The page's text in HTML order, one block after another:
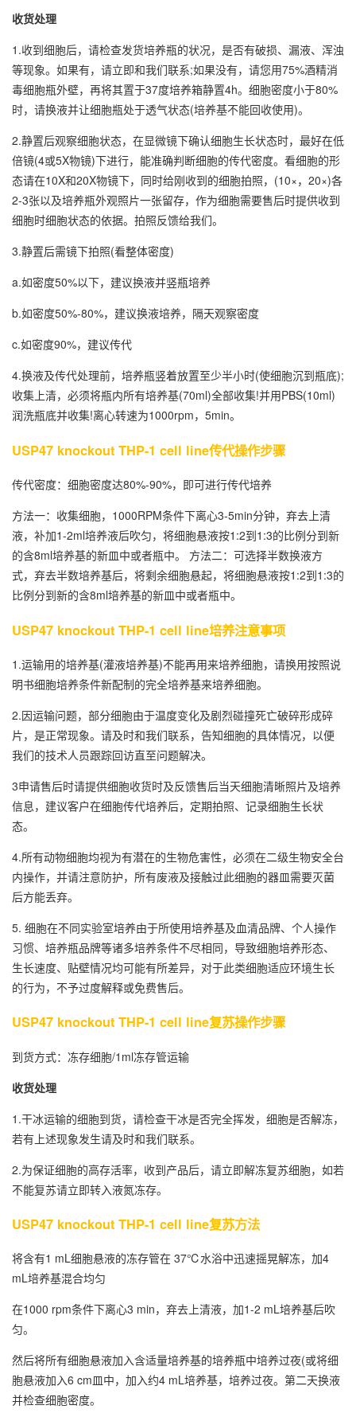
收货处理
1.收到细胞后，请检查发货培养瓶的状况，是否有破损、漏液、浑浊
等现象。如果有，请立即和我们联系;如果没有，请您用75%酒精消
毒细胞瓶外壁，再将其置于37度培养箱静置4h。细胞密度小于80%
时，请换液并让细胞瓶处于透气状态(培养基不能回收使用)。
2.静置后观察细胞状态，在显微镜下确认细胞生长状态时，最好在低
倍镜(4或5X物镜)下进行，能准确判断细胞的传代密度。看细胞的形
态请在10X和20X物镜下，同时给刚收到的细胞拍照，(10×，20×)各
2-3张以及培养瓶外观照片一张留存，作为细胞需要售后时提供收到
细胞时细胞状态的依据。拍照反馈给我们。
3.静置后需镜下拍照(看整体密度)
a.如密度50%以下，建议换液并竖瓶培养
b.如密度50%-80%，建议换液培养，隔天观察密度
c.如密度90%，建议传代
4.换液及传代处理前，培养瓶竖着放置至少半小时(使细胞沉到瓶底);
收集上清，必须将瓶内所有培养基(70ml)全部收集!并用PBS(10ml)
润洗瓶底并收集!离心转速为1000rpm，5min。
USP47 knockout THP-1 cell line传代操作步骤
传代密度：细胞密度达80%-90%，即可进行传代培养
方法一：收集细胞，1000RPM条件下离心3-5min分钟，弃去上清
液，补加1-2ml培养液后吹匀，将细胞悬液按1:2到1:3的比例分到新
的含8ml培养基的新皿中或者瓶中。 方法二：可选择半数换液方
式，弃去半数培养基后，将剩余细胞悬起，将细胞悬液按1:2到1:3的
比例分到新的含8ml培养基的新皿中或者瓶中。
USP47 knockout THP-1 cell line培养注意事项
1.运输用的培养基(灌液培养基)不能再用来培养细胞，请换用按照说
明书细胞培养条件新配制的完全培养基来培养细胞。
2.因运输问题，部分细胞由于温度变化及剧烈碰撞死亡破碎形成碎
片，是正常现象。请及时和我们联系，告知细胞的具体情况，以便
我们的技术人员跟踪回访直至问题解决。
3申请售后时请提供细胞收货时及反馈售后当天细胞清晰照片及培养
信息，建议客户在细胞传代培养后，定期拍照、记录细胞生长状
态。
4.所有动物细胞均视为有潜在的生物危害性，必须在二级生物安全台
内操作，并请注意防护，所有废液及接触过此细胞的器皿需要灭菌
后方能丢弃。
5. 细胞在不同实验室培养由于所使用培养基及血清品牌、个人操作
习惯、培养瓶品牌等诸多培养条件不尽相同，导致细胞培养形态、
生长速度、贴壁情况均可能有所差异，对于此类细胞适应环境生长
的行为，不予过度解释或免费售后。
USP47 knockout THP-1 cell line复苏操作步骤
到货方式：冻存细胞/1ml冻存管运输
收货处理
1.干冰运输的细胞到货，请检查干冰是否完全挥发，细胞是否解冻，
若有上述现象发生请及时和我们联系。
2.为保证细胞的高存活率，收到产品后，请立即解冻复苏细胞，如若
不能复苏请立即转入液氮冻存。
USP47 knockout THP-1 cell line复苏方法
将含有1 mL细胞悬液的冻存管在 37℃水浴中迅速摇晃解冻，加4
mL培养基混合均匀
在1000 rpm条件下离心3 min，弃去上清液，加1-2 mL培养基后吹
匀。
然后将所有细胞悬液加入含适量培养基的培养瓶中培养过夜(或将细
胞悬液加入6 cm皿中，加入约4 mL培养基，培养过夜。第二天换液
并检查细胞密度。